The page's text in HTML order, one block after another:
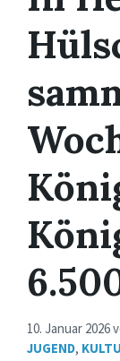
10. Januar 2026
JUGEND,